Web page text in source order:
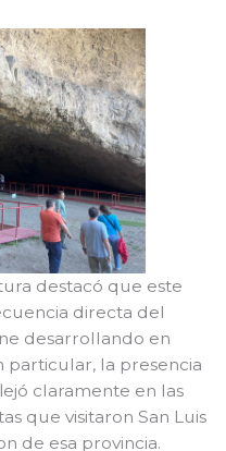
destacó que este
directa del
desarrollando en
particular, la presencia
claramente en las
que visitaron San Luis
de esa provincia.